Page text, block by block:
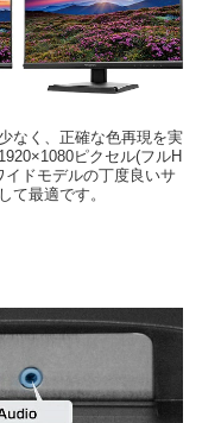
なく、正確な色再現を実
ピクセル(フルH
イドモデルの丁度良いサ
て最適です。